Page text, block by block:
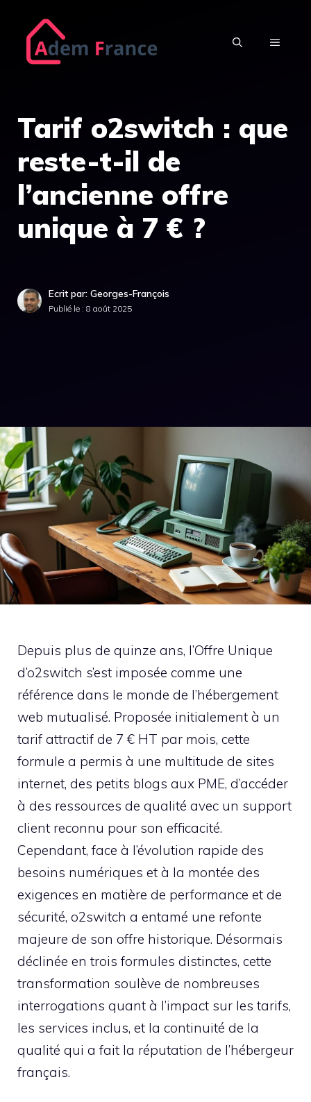
contenu
MENU
Tarif o2switch : que
reste-t-il de
l’ancienne offre
unique à 7 € ?
Ecrit par: Georges-François
Publié le : 8 août 2025
Depuis plus de quinze ans, l’Offre Unique
d’o2switch s’est imposée comme une
référence dans le monde de l’hébergement
web mutualisé. Proposée initialement à un
tarif attractif de 7 € HT par mois, cette
formule a permis à une multitude de sites
internet, des petits blogs aux PME, d’accéder
à des ressources de qualité avec un support
client reconnu pour son efficacité.
Cependant, face à l’évolution rapide des
besoins numériques et à la montée des
exigences en matière de performance et de
sécurité, o2switch a entamé une refonte
majeure de son offre historique. Désormais
déclinée en trois formules distinctes, cette
transformation soulève de nombreuses
interrogations quant à l’impact sur les tarifs,
les services inclus, et la continuité de la
qualité qui a fait la réputation de l’hébergeur
français.